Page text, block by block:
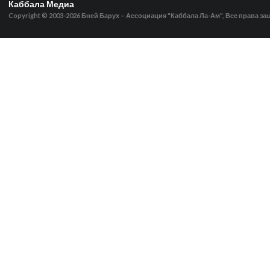
Каббала Медиа
Copyright © 2003-2026 Бней Барух – Ассоциация "Каббала Ла-Ам", Все права